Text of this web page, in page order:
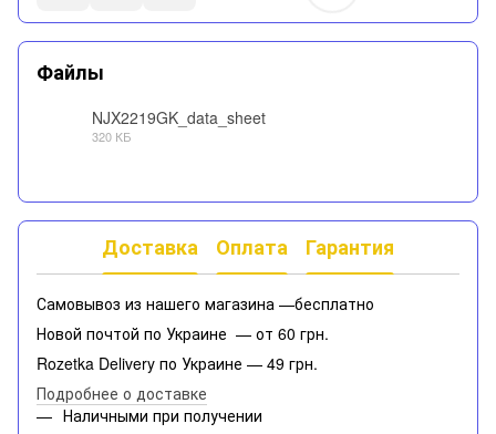
Файлы
NJX2219GK_data_sheet
320 КБ
Доставка Оплата Гарантия
Самовывоз из нашего магазина —бесплатно
Новой почтой по Украине — от 60 грн.
Rozetka Delivery по Украине — 49 грн.
Подробнее о доставке
Наличными при получении